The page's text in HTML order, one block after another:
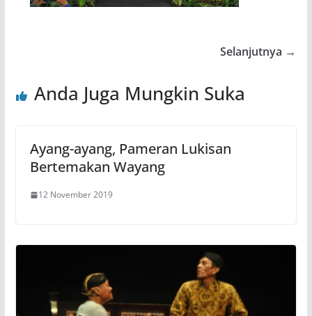
Selanjutnya →
Anda Juga Mungkin Suka
Ayang-ayang, Pameran Lukisan
Bertemakan Wayang
12 November 2019